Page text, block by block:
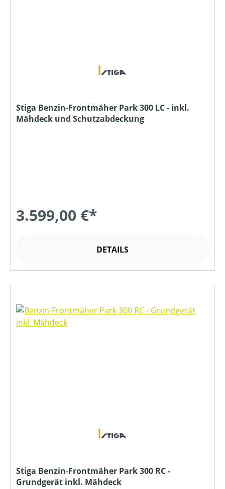
Stiga Benzin-Frontmäher Park 300 LC - inkl.
Mähdeck und Schutzabdeckung
3.599,00 €*
DETAILS
Stiga Benzin-Frontmäher Park 300 RC -
Grundgerät inkl. Mähdeck